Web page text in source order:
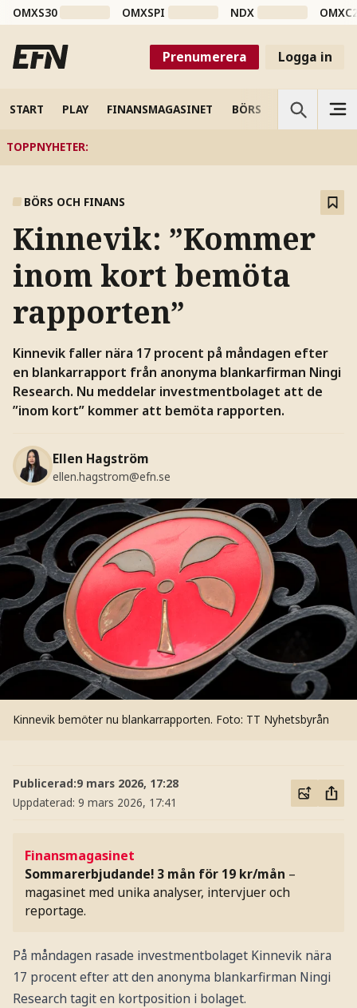
OMXS30 OMXSPI NDX
Prenumerera Logga in
START PLAY FINANSMAGASINET BÖRS VETENSKAP
TOPPNYHETER:
BÖRS OCH FINANS
Kinnevik: ”Kommer
inom kort bemöta
rapporten”
Kinnevik faller nära 17 procent på måndagen efter
en blankarrapport från anonyma blankarfirman Ningi
Research. Nu meddelar investmentbolaget att de
”inom kort” kommer att bemöta rapporten.
Ellen Hagström
ellen.hagstrom@efn.se
Kinnevik bemöter nu blankarrapporten. Foto: TT Nyhetsbyrån
Publicerad:9 mars 2026, 17:28
Uppdaterad: 9 mars 2026, 17:41
Finansmagasinet
Sommarerbjudande! 3 mån för 19 kr/mån –
magasinet med unika analyser, intervjuer och
reportage.
På måndagen rasade investmentbolaget Kinnevik nära
17 procent efter att den anonyma blankarfirman Ningi
Research tagit en kortposition i bolaget.